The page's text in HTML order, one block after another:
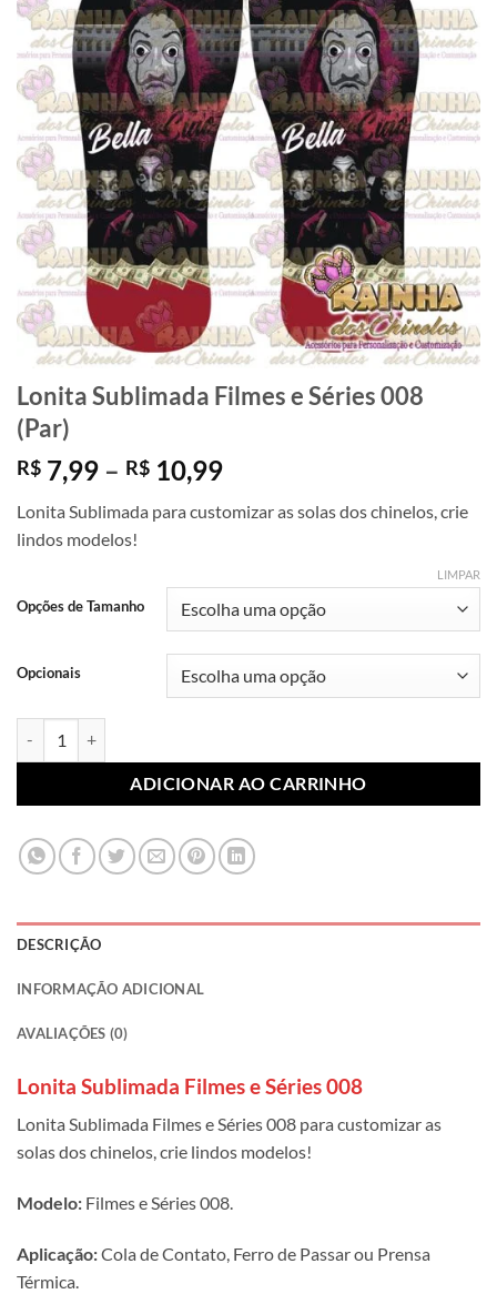
Lonita Sublimada Filmes e Séries 008
(Par)
R$ 7,99 – R$ 10,99Faixa
preço:
R$ 10,99
Lonita Sublimada para customizar as solas dos chinelos, crie
lindos modelos!
Opções de Tamanho
Opcionais
LIMPAR
ADICIONAR AO CARRINHO
DESCRIÇÃO
INFORMAÇÃO ADICIONAL
AVALIAÇÕES (0)
Lonita Sublimada Filmes e Séries 008
Lonita Sublimada Filmes e Séries 008 para customizar as
solas dos chinelos, crie lindos modelos!
Modelo: Filmes e Séries 008.
Aplicação:Cola de Contato, Ferro de Passar ou Prensa
Térmica.